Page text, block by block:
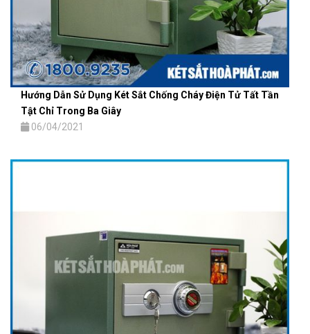
Hướng Dẫn Sử Dụng Két Sắt Chống Cháy Điện Tử Tất Tần
Tật Chỉ Trong Ba Giây
06/04/2021